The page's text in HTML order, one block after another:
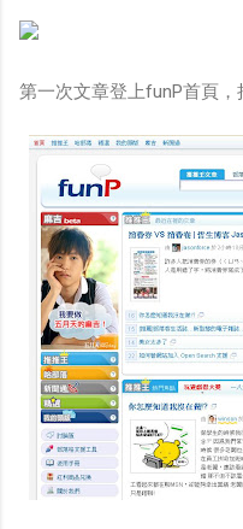
第一次文章登上funP首頁，